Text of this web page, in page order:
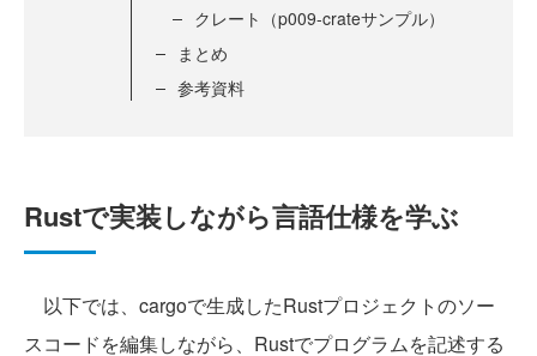
クレート（p009-crateサンプル）
まとめ
参考資料
Rustで実装しながら言語仕様を学ぶ
以下では、cargoで生成したRustプロジェクトのソー
スコードを編集しながら、Rustでプログラムを記述する